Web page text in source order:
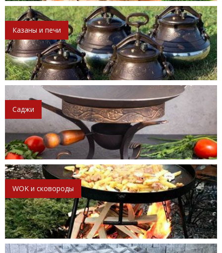
Казаны и печи
Саджи
WOK и сковороды